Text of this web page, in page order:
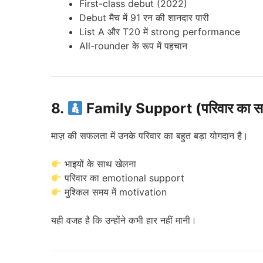
First-class debut (2022)
Debut मैच में 91 रन की शानदार पारी
List A और T20 में strong performance
All-rounder के रूप में पहचान
8. Family Support (परिवार का
माज़ की सफलता में उनके परिवार का बहुत बड़ा योगदान है।
भाइयों के साथ खेलना
परिवार का emotional support
मुश्किल समय में motivation
यही वजह है कि उन्होंने कभी हार नहीं मानी।